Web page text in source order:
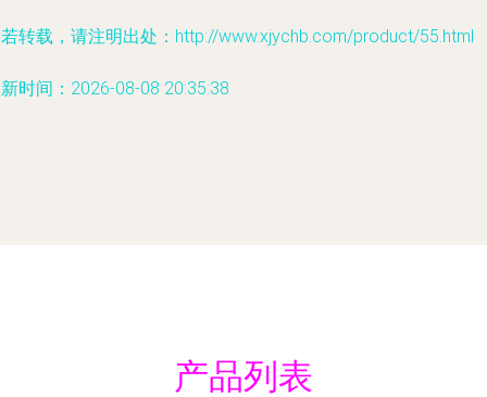
转载，请注明出处：http://www.xjychb.com/product/55.html
时间：2026-08-08 20:35:38
产品列表